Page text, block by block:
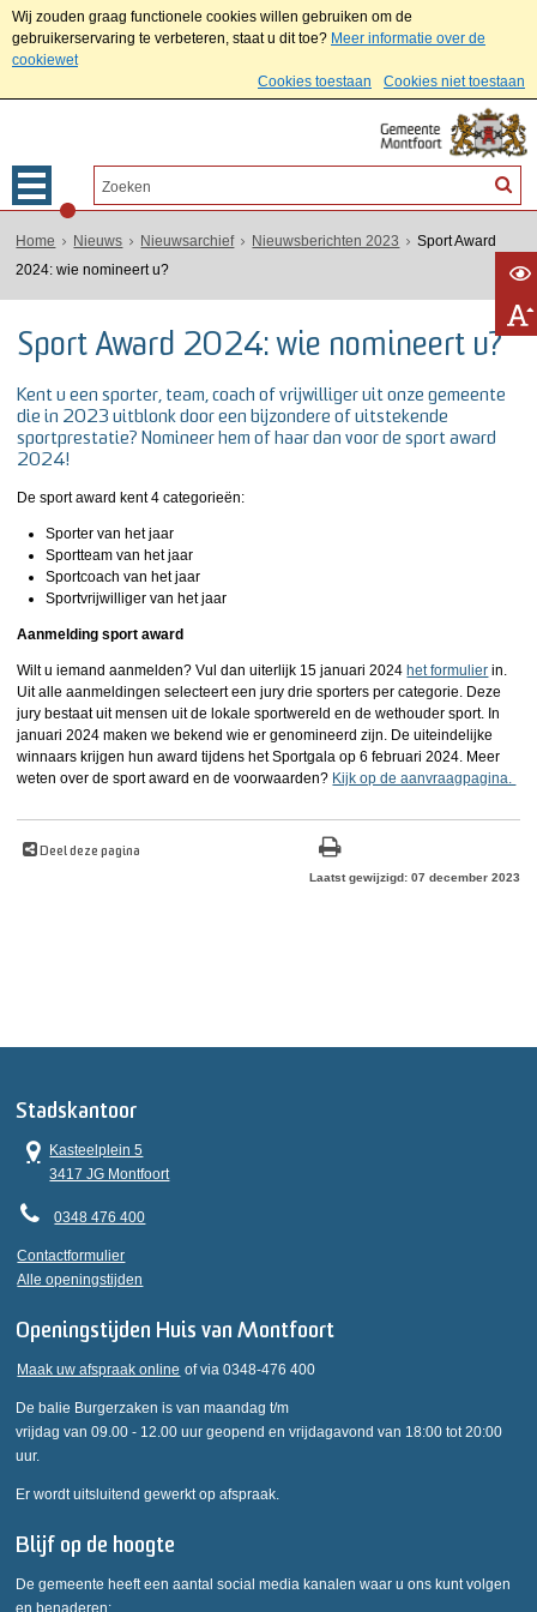
Wij zouden graag functionele cookies willen gebruiken om de
gebruikerservaring te verbeteren, staat u dit toe? Meer informatie over de
cookiewet
Cookies toestaan
Cookies niet toestaan
Home Nieuws Nieuwsarchief Nieuwsberichten 2023
Sport Award
2024: wie nomineert u?
Sport Award 2024: wie nomineert u?
Kent u een sporter, team, coach of vrijwilliger uit onze gemeente
die in 2023 uitblonk door een bijzondere of uitstekende
sportprestatie? Nomineer hem of haar dan voor de sport award
2024!
De sport award kent 4 categorieën:
Sporter van het jaar
Sportteam van het jaar
Sportcoach van het jaar
Sportvrijwilliger van het jaar
Aanmelding sport award
Wilt u iemand aanmelden? Vul dan uiterlijk 15 januari 2024 het formulier in.
Uit alle aanmeldingen selecteert een jury drie sporters per categorie. Deze
jury bestaat uit mensen uit de lokale sportwereld en de wethouder sport. In
januari 2024 maken we bekend wie er genomineerd zijn. De uiteindelijke
winnaars krijgen hun award tijdens het Sportgala op 6 februari 2024. Meer
weten over de sport award en de voorwaarden? Kijk op de aanvraagpagina.
Deel deze pagina
Laatst gewijzigd: 07 december 2023
Stadskantoor
Kasteelplein 5
3417 JG Montfoort
0348 476 400
Contactformulier
Alle openingstijden
Openingstijden Huis van Montfoort
Maak uw afspraak online of via 0348-476 400
De balie Burgerzaken is van maandag t/m
vrijdag van 09.00 - 12.00 uur geopend en vrijdagavond van 18:00 tot 20:00
uur.
Er wordt uitsluitend gewerkt op afspraak.
Blijf op de hoogte
De gemeente heeft een aantal social media kanalen waar u ons kunt volgen
en benaderen: